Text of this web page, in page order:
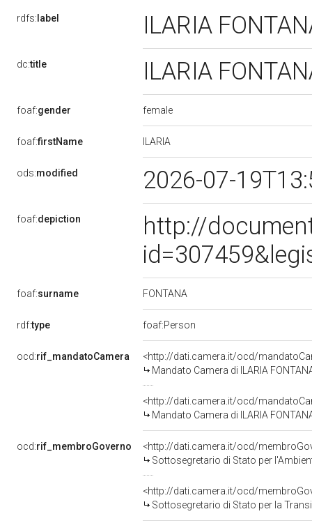
rdfs: label ILARIA
dc:title ILARIA
foaf:gender female
foaf:firstName ILARIA
ods:modified 2026-07-
foaf:depiction
http://
foaf:surname FONTANA
rdf:type foaf:Person
ocd:rif_mandatoCamera
<http://dati.camera.it/ocd/
Mandato Camera di ILARIA
<http://dati.camera.it/ocd/
Mandato Camera di ILARIA
ocd:rif_membroGoverno
<http://dati.camera.it/ocd/
Sottosegretario di Stato per
<http://dati.camera.it/ocd/
Sottosegretario di Stato per la